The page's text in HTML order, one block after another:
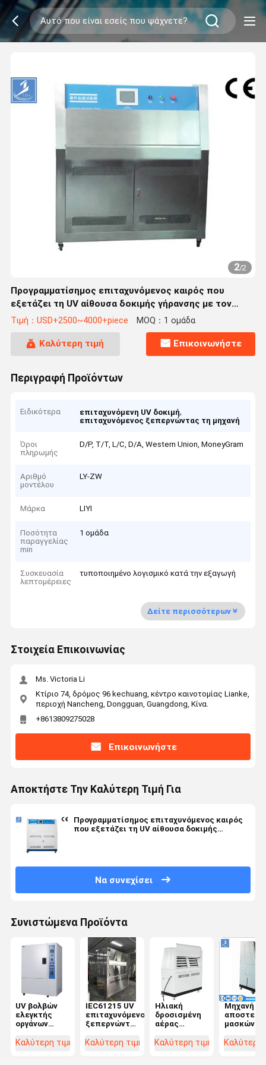
2/2
Προγραμματίσημος επιταχυνόμενος καιρός που
εξετάζει τη UV αίθουσα δοκιμής γήρανσης με τον
έλεγχο PID SSR
Τιμή：USD+2500~4000+piece MOQ：1 ομάδα
Καλύτερη τιμή Επικοινωνήστε
Περιγραφή Προϊόντων
Ειδικότερα επιταχυνόμενη UV δοκιμή,
επιταχυνόμενος ξεπερνώντας τη μηχανή
Όροι
πληρωμής
D/P, T/T, L/C, D/A, Western Union, MoneyGram
Αριθμό
μοντέλου
LY-ZW
Μάρκα LIYI
Ποσότητα
παραγγελίας
min
1 ομάδα
Συσκευασία
λεπτομέρειες
τυποποιημένο λογισμικό κατά την εξαγωγή
Δείτε περισσότερων
Στοιχεία Επικοινωνίας
Ms. Victoria Li
Κτίριο 74, δρόμος 96 kechuang, κέντρο καινοτομίας Lianke,
περιοχή Nancheng, Dongguan, Guangdong, Κίνα.
+8613809275028
Επικοινωνήστε
Αποκτήστε Την Καλύτερη Τιμή Για
Προγραμματίσημος επιταχυνόμενος καιρός
που εξετάζει τη UV αίθουσα δοκιμής
Να συνεχίσει
Συνιστώμενα Προϊόντα
UV βολβών
ελεγκτής
οργάνων
αντίστασης
Καλύτερη τιμή
IEC61215 UV
επιταχυνόμενος
ξεπερνώντας
μηχανή
Καλύτερη τιμή
Ηλιακή
δροσισμένη
αέρας
δοκιμή
Καλύτερη τιμή
Μηχανή
μασκών
Καλύτερη